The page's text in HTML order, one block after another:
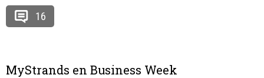
16
MyStrands en Business Week